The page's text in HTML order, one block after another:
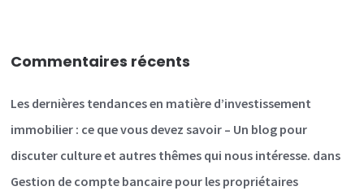
Commentaires récents
Les dernières tendances en matière d’investissement
immobilier : ce que vous devez savoir – Un blog pour
discuter culture et autres thêmes qui nous intéresse. dans
Gestion de compte bancaire pour les propriétaires